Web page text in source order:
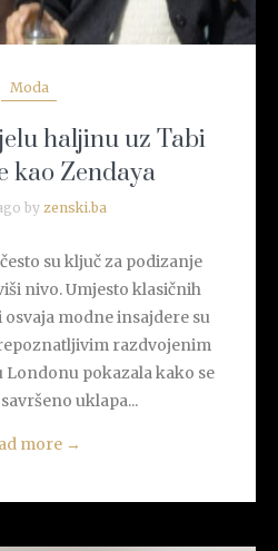
Moda
haljinu uz Tabi
kao Zendaya
by zenski.ba
su ključ za podizanje
nivo. Umjesto klasičnih
modne insajdere su
razdvojenim
Londonu pokazala kako se
uklapa...
more →